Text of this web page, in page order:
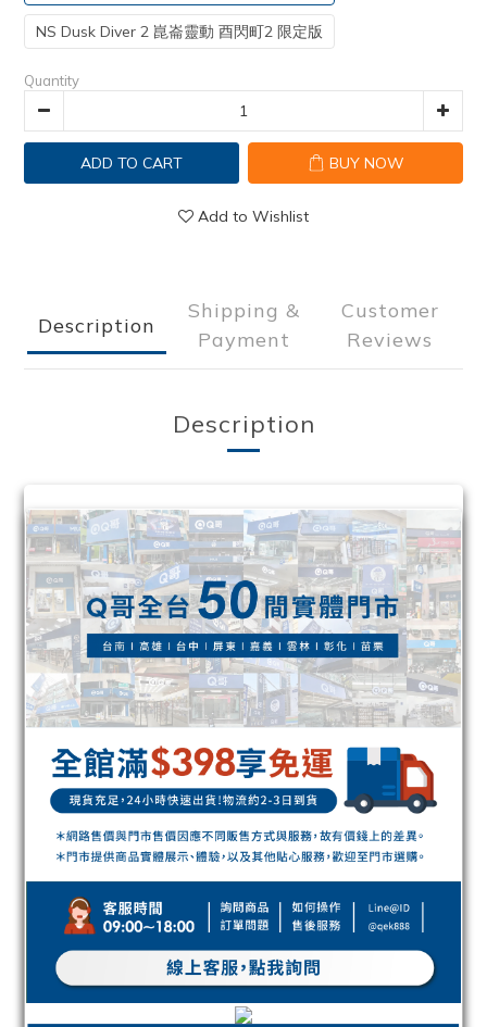
NS Dusk Diver 2 崑崙靈動 酉閃町2 限定版
Quantity
ADD TO CART BUY NOW
Add to Wishlist
Description
Shipping &
Payment
Customer
Reviews
Description